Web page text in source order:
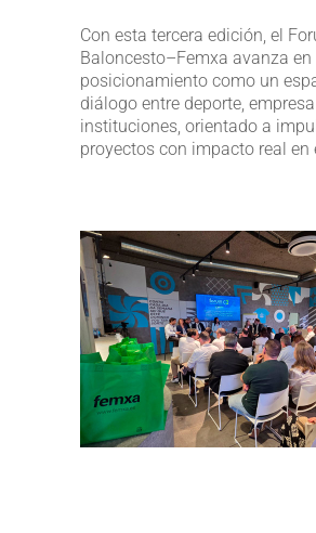
Con esta tercera edición, el
Baloncesto–Femxa avanza en
posicionamiento como un
diálogo entre deporte,
instituciones, orientado a
proyectos con impacto real en